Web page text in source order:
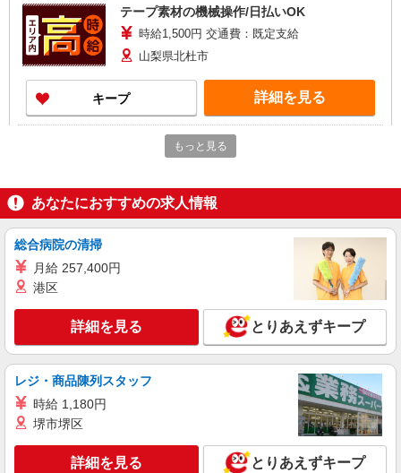
テープ素材の機械操作/日払いOK
時給1,500円 交通費：既定支給
山梨県北杜市
キープ 詳細を見る
株式会社テクノ・サービス/お仕事No/0889336
時給1200円 月収例：195、000円（月収例21日
実働）（残業・休日出勤手当て等が含まれていま
す） 交通費全額支給
山梨県北杜市 ＊車・バイク通勤OK
キープ 詳細を見る
株式会社綜合キャリアオプション（1314VJ0805G36★12-N-T4）
機械オペレーター/日払いOK
時給1,150円 交通費：既定支給
キープ 詳細を見る
もっと見る
あなたにおすすめの求人情報
総合病院の清掃
月給 257,400円
港区
詳細を見る とりあえずキープ
レジ・商品陳列スタッフ
時給 1,180円
堺市堺区
詳細を見る とりあえずキープ